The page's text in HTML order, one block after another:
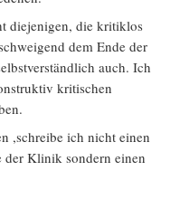
diejenigen, die kritiklos
dem Ende der
auch. Ich
kritischen
,schreibe ich nicht einen
der Klinik sondern einen